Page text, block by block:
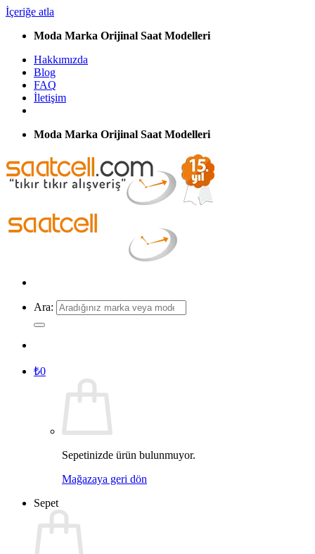
İçeriğe atla
Moda Marka Orijinal Saat Modelleri
Hakkımızda
Blog
FAQ
İletişim
Moda Marka Orijinal Saat Modelleri
Ara:
₺0
Sepetinizde ürün bulunmuyor.
Mağazaya geri dön
Sepet